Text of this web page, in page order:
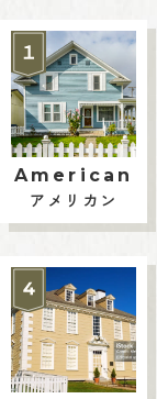
American
アメリカン